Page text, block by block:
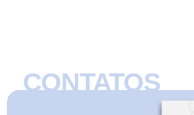
CONTATOS